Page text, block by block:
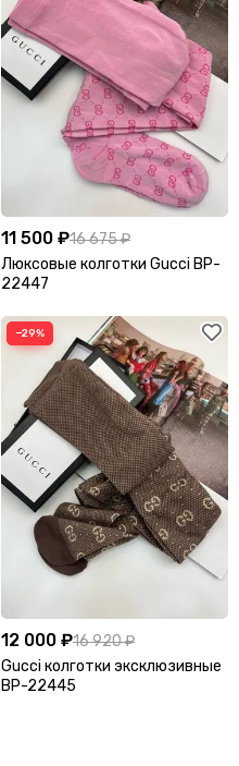
11 500 ₽16 675 ₽
Люксовые колготки Gucci BP-
22447
−29%
12 000 ₽16 920 ₽
Gucci колготки эксклюзивные
BP-22445